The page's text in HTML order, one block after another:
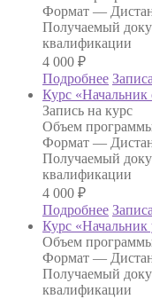
Формат —
Получаемый
квалификации
4 000 ₽
Подробнее
Курс «Начальник
Запись на курс
Объем
Формат —
Получаемый
квалификации
4 000 ₽
Подробнее
Курс «Начальник
Объем
Формат —
Получаемый
квалификации